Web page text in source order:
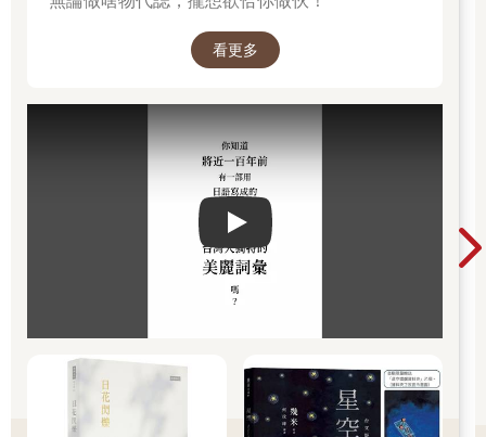
看更多
Play video